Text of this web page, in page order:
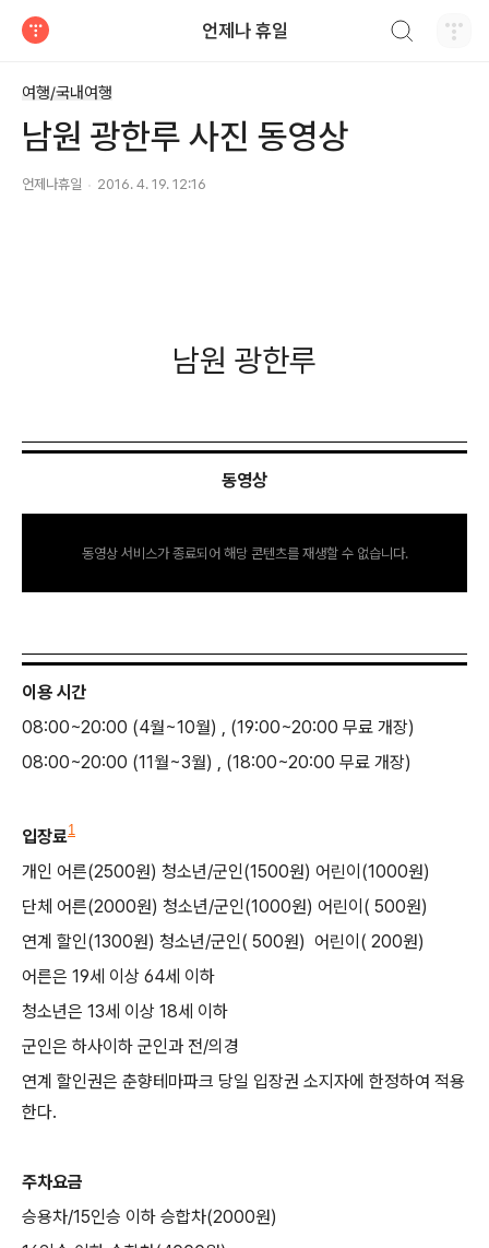
언제나 휴일
여행/국내여행
남원 광한루 사진 동영상
언제나휴일 2016. 4. 19. 12:16
남원 광한루
동영상
동영상 서비스가 종료되어 해당 콘텐츠를 재생할 수 없습니다.
이용 시간
08:00~20:00 (4월~10월) , (19:00~20:00 무료 개장)
08:00~20:00 (11월~3월) , (18:00~20:00 무료 개장)
입장료1
개인 어른(2500원) 청소년/군인(1500원) 어린이(1000원)
단체 어른(2000원) 청소년/군인(1000원) 어린이( 500원)
연계 할인(1300원) 청소년/군인( 500원) 어린이( 200원)
어른은 19세 이상 64세 이하
청소년은 13세 이상 18세 이하
군인은 하사이하 군인과 전/의경
연계 할인권은 춘향테마파크 당일 입장권 소지자에 한정하여 적용
한다.
주차요금
승용차/15인승 이하 승합차(2000원)